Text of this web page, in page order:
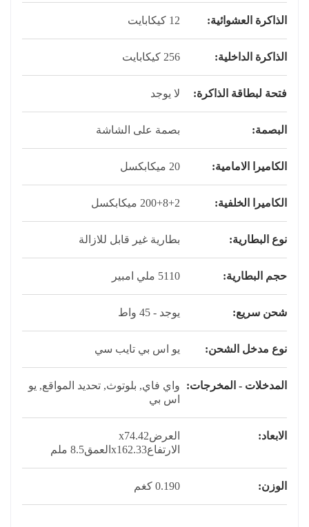
الذاكرة العشوائية: 12 كيكابايت
الذاكرة الداخلية: 256 كيكابايت
فتحة لبطاقة الذاكرة: لا يوجد
البصمة: بصمة على الشاشة
الكاميرا الامامية: 20 ميكابكسل
الكاميرا الخلفية: 200+8+2 ميكابكسل
نوع البطارية: بطارية غير قابل للازالة
حجم البطارية: 5110 ملي امبير
شحن سريع: يوجد - 45 واط
نوع مدخل الشحن: يو اس بي تايب سي
المدخلات - المخرجات:
واي فاي, بلوتوث, تحديد المواقع, يو
اس بي
الابعاد:
العرضx74.42
الارتفاعx162.33العمق8.5 ملم
الوزن: 0.190 كغم